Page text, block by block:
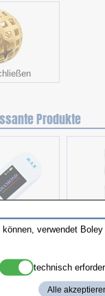
Produkte
verwendet
technisch
Alle